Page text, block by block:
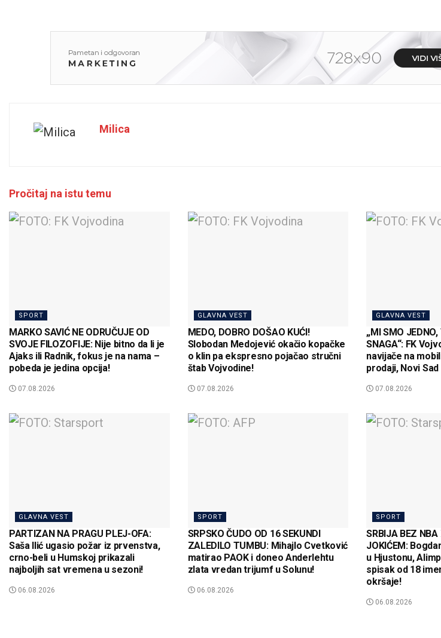
Milica
Pročitaj na istu temu
SPORT
MARKO SAVIĆ NE ODRUČUJE OD
SVOJE FILOZOFIJE: Nije bitno da li je
Ajaks ili Radnik, fokus je na nama –
pobeda je jedina opcija!
07.08.2026
GLAVNA VEST
MEDO, DOBRO DOŠAO KUĆI!
Slobodan Medojević okačio kopačke
o klin pa ekspresno pojačao stručni
štab Vojvodine!
07.08.2026
GLAVNA VEST
„MI SMO
SNAGA“: FK
navijače na
prodaji, Novi
07.08.2026
GLAVNA VEST
PARTIZAN NA PRAGU PLEJ-OFA:
Saša Ilić ugasio požar iz prvenstva,
crno-beli u Humskoj prikazali
najboljih sat vremena u sezoni!
06.08.2026
SPORT
SRPSKO ČUDO OD 16 SEKUNDI
ZALEDILO TUMBU: Mihajlo Cvetković
matirao PAOK i doneo Anderlehtu
zlata vredan trijumf u Solunu!
06.08.2026
SPORT
SRBIJA BEZ
JOKIĆEM:
u Hjustonu,
spisak od 18
okršaje!
06.08.2026